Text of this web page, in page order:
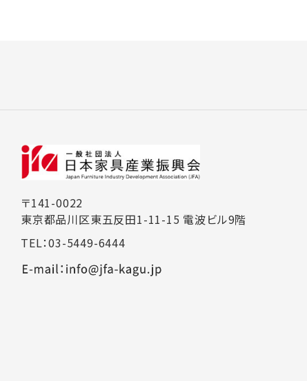
〒141-0022
東京都品川区東五反田1-11-15 電波ビル9階
TEL：03-5449-6444